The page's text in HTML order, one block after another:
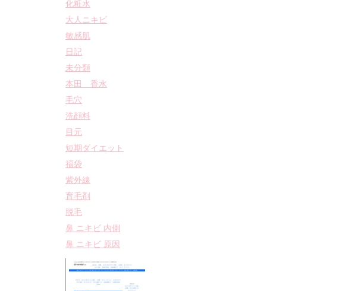
化粧水
大人ニキビ
敏感肌
日記
未分類
本田 香水
毛穴
洗顔料
目元
短期ダイエット
福袋
紫外線
育毛剤
脱毛
鼻 ニキビ 内側
鼻 ニキビ 原因